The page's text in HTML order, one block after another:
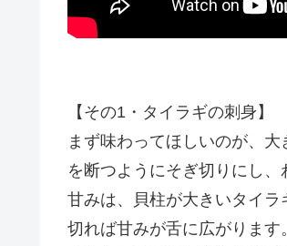
【その1・タイラギの刺身】
まず味わってほしいのが、
を断つようにそぎ切りにし
甘みは、貝柱が大きいタイ
切れば甘みが舌に広がります